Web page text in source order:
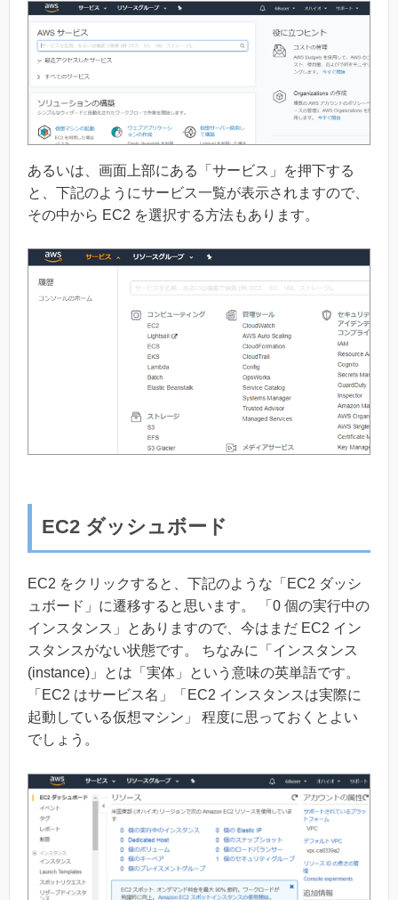
あるいは、画面上部にある「サービス」を押下する
と、下記のようにサービス一覧が表示されますので、
その中から EC2 を選択する方法もあります。
EC2 ダッシュボード
EC2 をクリックすると、下記のような「EC2 ダッシ
ュボード」に遷移すると思います。 「0 個の実行中の
インスタンス」とありますので、今はまだ EC2 イン
スタンスがない状態です。 ちなみに「インスタンス
(instance)」とは「実体」という意味の英単語です。
「EC2 はサービス名」「EC2 インスタンスは実際に
起動している仮想マシン」 程度に思っておくとよい
でしょう。